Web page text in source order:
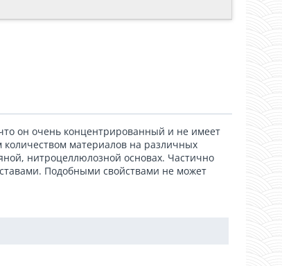
он очень концентрированный и не имеет
количеством материалов на различных
нитроцеллюлозной основах. Частично
Подобными свойствами не может